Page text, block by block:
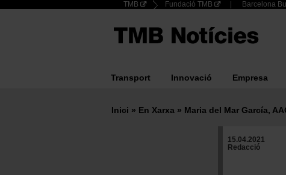
Header
Top
menu
TMB Fundació TMB Barcelona
Main
navigation
Transport Innovació Empresa
Inici En Xarxa Maria del Mar García,
15.04.2021
Redacció